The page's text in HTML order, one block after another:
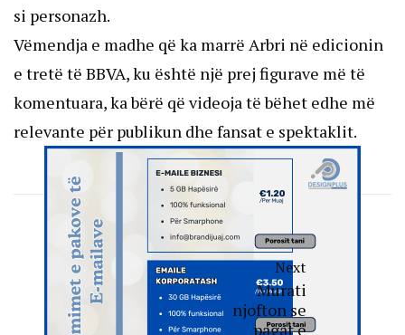
si personazh.
Vëmendja e madhe që ka marrë Arbri në edicionin
e tretë të BBVA, ku është një prej figurave më të
komentuara, ka bërë që videoja të bëhet edhe më
relevante për publikun dhe fansat e spektaklit.
Next
Murati
njofton se
pagat e